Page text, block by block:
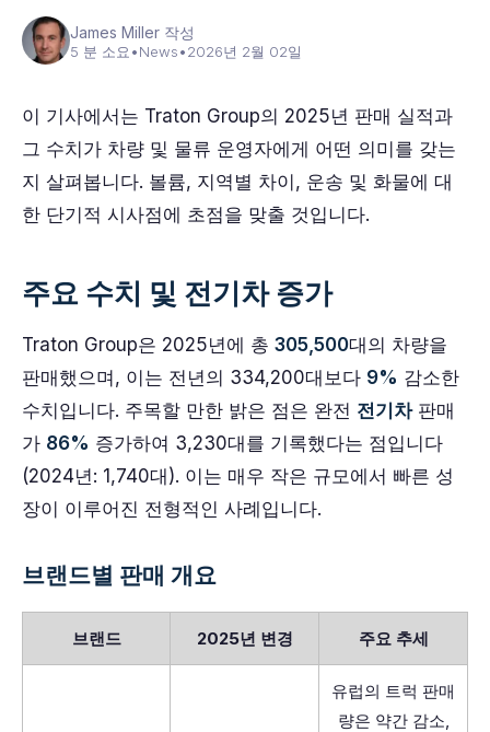
James Miller 작성
5 분 소요 •News•2026년 2월 02일
이 기사에서는 Traton Group의 2025년 판매 실적과
그 수치가 차량 및 물류 운영자에게 어떤 의미를 갖는
지 살펴봅니다. 볼륨, 지역별 차이, 운송 및 화물에 대
한 단기적 시사점에 초점을 맞출 것입니다.
주요 수치 및 전기차 증가
Traton Group은 2025년에 총 305,500대의 차량을
판매했으며, 이는 전년의 334,200대보다 9% 감소한
수치입니다. 주목할 만한 밝은 점은 완전 전기차판매
가 86% 증가하여 3,230대를 기록했다는 점입니다
(2024년: 1,740대). 이는 매우 작은 규모에서 빠른 성
장이 이루어진 전형적인 사례입니다.
브랜드별 판매 개요
브랜드 2025년 변경 주요 추세
유럽의 트럭 판매
량은 약간 감소,